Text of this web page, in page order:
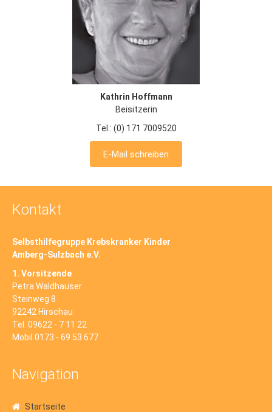
Kathrin Hoffmann
Beisitzerin
Tel.: (0) 171 7009520
E-Mail schreiben
Kontakt
Selbsthilfegruppe Krebskranker Kinder
Amberg-Sulzbach e.V.
1. Vorsitzende
Petra Waldhauser
Steinweg 8
92242 Hirschau
Tel. 09622 - 7 11 22
Mobil 0173 - 69 53 677
Navigation
Startseite